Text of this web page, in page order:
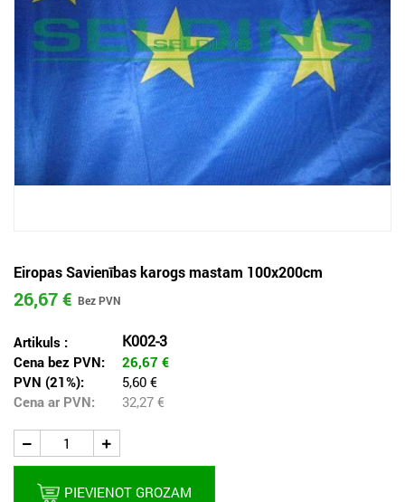
Eiropas Savienības karogs mastam 100x200cm
26,67 €
Artikuls : K002-3
Cena bez PVN: 26,67 €
PVN (21%):
5,60 €
Cena ar PVN:
32,27 €
PIEVIENOT GROZAM